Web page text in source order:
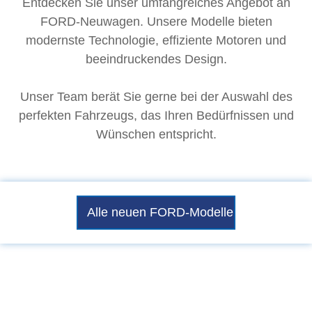
FORD-Neuwagen. Unsere Modelle bieten
modernste Technologie, effiziente Motoren und
beeindruckendes Design.
Unser Team berät Sie gerne bei der Auswahl des
perfekten Fahrzeugs, das Ihren Bedürfnissen und
Wünschen entspricht.
Alle neuen FORD-Modelle